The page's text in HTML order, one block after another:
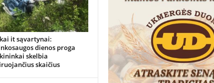
it sąvartynai:
dienos proga
skelbia
skaičius